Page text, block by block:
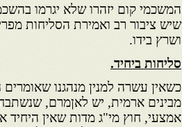
המשכמי קום יזהרו שלא יגרמו
שיש ציבור רב ואמירת הסליחות
ושרץ בידו.
סליחות ביחיד.
כשאין עשרה למנין מנהגנו
מבינים ארמית, יש לאןמרם,
אמצעי, חוץ מי"ג מדות שאין היחיד